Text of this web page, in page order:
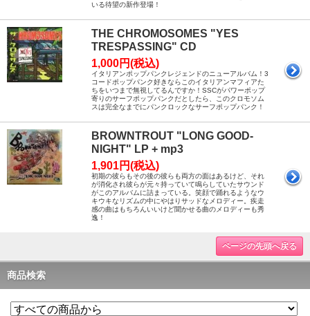
いる待望の新作登場！
THE CHROMOSOMES "YES
TRESPASSING" CD
1,000円(税込)
イタリアンポップパンクレジェンドのニューアルバム！3
コードポップパンク好きならこのイタリアンマフィアた
ちをいつまで無視してるんですか！SSCがパワーポップ
寄りのサーフポップパンクだとしたら、このクロモソム
スは完全なまでにパンクロックなサーフポップパンク！
BROWNTROUT "LONG GOOD-
NIGHT" LP + mp3
1,901円(税込)
初期の彼らもその後の彼らも両方の面はあるけど、それ
が消化され彼らが元々持っていて鳴らしていたサウンド
がこのアルバムに詰まっている。笑顔で踊れるようなウ
キウキなリズムの中にやはりサッドなメロディー。疾走
感の曲はもちろんいいけど聞かせる曲のメロディーも秀
逸！
ページの先頭へ戻る
商品検索